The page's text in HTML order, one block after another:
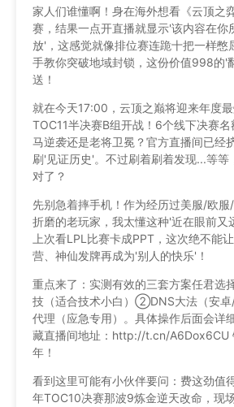
家人们谁懂啊！身在海外想看《云顶之
赛，结果一点开直播就显示'该内容在你
放'，这感觉就像排位赛连跪十把一样憋
手教你突破地域封锁，这份价值998的'
送！
就在今天17:00，云顶之巅将迎来年度
TOC11半决赛B组开战！6个线下决赛
马逆袭还是老将卫冕？官方直播间已经
刷'见证历史'。不过刷着刷着发现...等等
对了？
先别急着摔手机！作为经历过美服/欧
折磨的老玩家，我太懂这种'近在眼前又
上次看LPL比赛卡成PPT，这次绝不能
营、神仙发牌再成为'别人的快乐'！
重点来了：实测有效的三套方案任君
技（适合技术小白）②DNS大法（安
代理（应急专用）。具体操作后面会详
藏直播间地址：http://t.cn/A6Dox6CU
年！
看到这里可能有小伙伴要问：费这劲值
年TOC10决赛那波9炼金逆天改命，现